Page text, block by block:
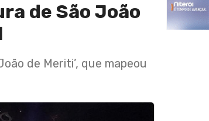
de São João
de Meriti’, que mapeou